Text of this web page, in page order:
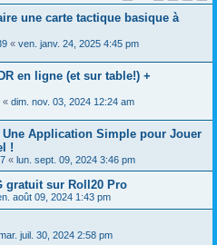
une carte tactique basique à
« ven. janv. 24, 2025 4:45 pm
en ligne (et sur table!) +
« dim. nov. 03, 2024 12:24 am
Une Application Simple pour Jouer
!
« lun. sept. 09, 2024 3:46 pm
gratuit sur Roll20 Pro
août 09, 2024 1:43 pm
juil. 30, 2024 2:58 pm